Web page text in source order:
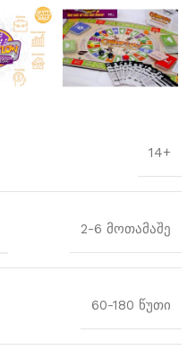
14+
2-6 მოთამაშე
60-180 წუთი